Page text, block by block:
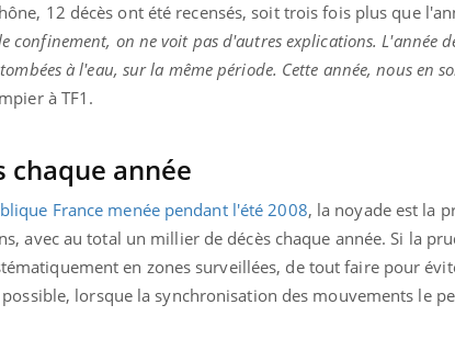
12 décès ont été recensés, soit trois fois plus que
confinement, on ne voit pas d'autres explications. L'année
à l'eau, sur la même période. Cette année, nous en
à TF1.
chaque année
France menée pendant l'été 2008, la noyade est la
avec au total un millier de décès chaque année. Si la
en zones surveillées, de tout faire pour
lorsque la synchronisation des mouvements le